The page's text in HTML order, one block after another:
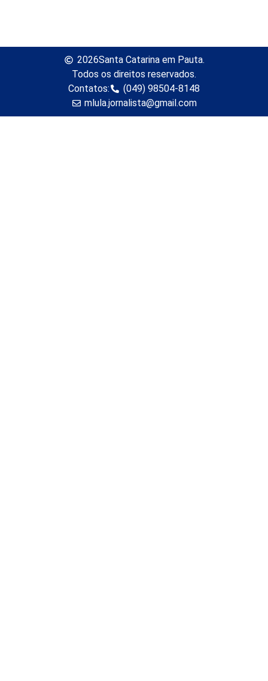
2026Santa Catarina em Pauta.
Todos os direitos reservados.
Contatos:
(049) 98504-8148
mlula.jornalista@gmail.com